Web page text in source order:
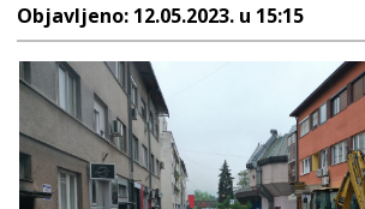
Objavljeno: 12.05.2023. u 15:15